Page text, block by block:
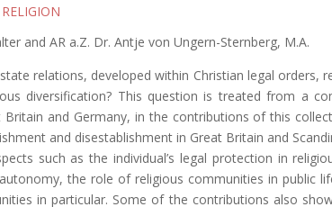
RELIGION
and AR a.Z. Dr. Antje von Ungern-Sternberg, M.A.
relations, developed within Christian legal orders,
diversification? This question is treated from a
and Germany, in the contributions of this
and disestablishment in Great Britain and
such as the individual’s legal protection in
the role of religious communities in public
in particular. Some of the contributions also